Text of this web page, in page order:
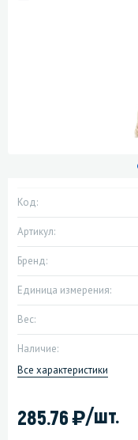
Код:
Артикул:
Бренд:
Единица измерения:
Вес:
Наличие:
Все характеристики
285.76)/шт.